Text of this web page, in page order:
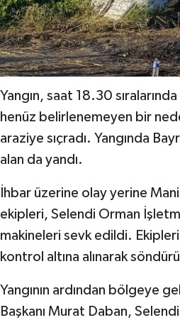
Yangın, saat 18.30
henüz belirlenemeyen bir
araziye sıçradı. Yangında
alan da yandı.
İhbar üzerine olay yerine
ekipleri, Selendi Orman
makineleri sevk edildi.
kontrol altına alınarak
Yangının ardından bölgeye
Başkanı Murat Daban,